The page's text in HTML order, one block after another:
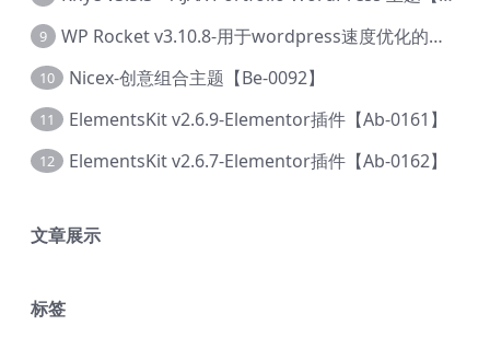
9 WP Rocket v3.10.8-用于wordpress速度优化的缓存加速插件【Cd-0019】
10 Nicex-创意组合主题【Be-0092】
11 ElementsKit v2.6.9-Elementor插件【Ab-0161】
12 ElementsKit v2.6.7-Elementor插件【Ab-0162】
文章展示
标签